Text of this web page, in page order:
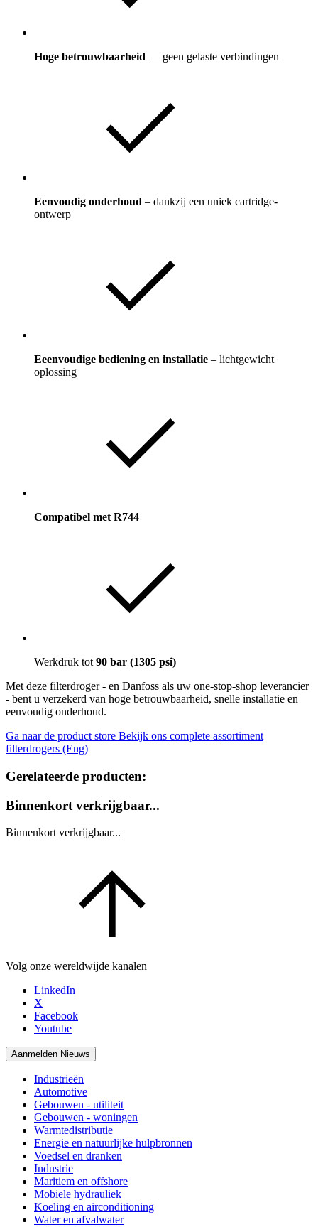
Hoge betrouwbaarheid — geen gelaste verbindingen
Eenvoudig onderhoud – dankzij een uniek cartridge-
ontwerp
Eeenvoudige bediening en installatie – lichtgewicht
oplossing
Compatibel met R744
Werkdruk tot 90 bar (1305 psi)
Met deze filterdroger - en Danfoss als uw one-stop-shop leverancier
- bent u verzekerd van hoge betrouwbaarheid, snelle installatie en
eenvoudig onderhoud.
Ga naar de product store Bekijk ons complete assortiment
filterdrogers (Eng)
Gerelateerde producten:
Binnenkort verkrijgbaar...
Binnenkort verkrijgbaar...
Volg onze wereldwijde kanalen
LinkedIn
X
Facebook
Youtube
Aanmelden Nieuws
Industrieën
Automotive
Gebouwen - utiliteit
Gebouwen - woningen
Warmtedistributie
Energie en natuurlijke hulpbronnen
Voedsel en dranken
Industrie
Maritiem en offshore
Mobiele hydrauliek
Koeling en airconditioning
Water en afvalwater